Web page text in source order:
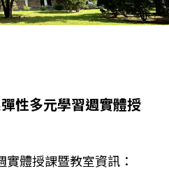
性多元學習週實體授
體授課暨教室資訊：